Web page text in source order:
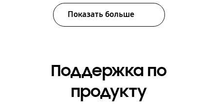
Показать больше
Поддержка по
продукту